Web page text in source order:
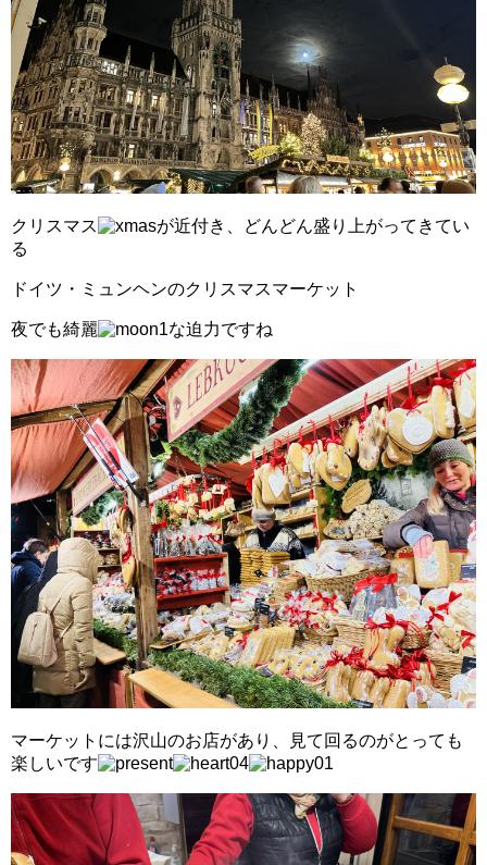
クリスマス
が近付き、どんどん盛り上がってきてい
る
ドイツ・ミュンヘンのクリスマスマーケット
夜でも綺麗 な迫力ですね
マーケットには沢山のお店があり、見て回るのがとっても
楽しいです